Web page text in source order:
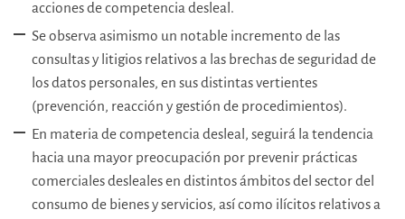
acciones de competencia desleal.
Se observa asimismo un notable incremento de las
consultas y litigios relativos a las brechas de seguridad de
los datos personales, en sus distintas vertientes
(prevención, reacción y gestión de procedimientos).
En materia de competencia desleal, seguirá la tendencia
hacia una mayor preocupación por prevenir prácticas
comerciales desleales en distintos ámbitos del sector del
consumo de bienes y servicios, así como ilícitos relativos a